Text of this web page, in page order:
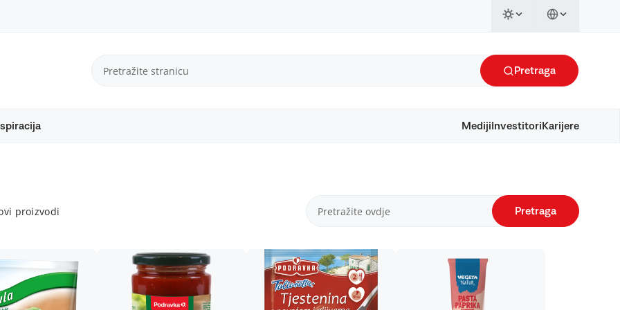
Pretraga
Mediji Investitori Karijere
proizvodi Pretraga